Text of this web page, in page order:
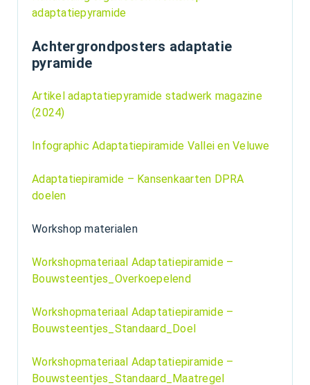
adaptatiepyramide
Achtergrondposters adaptatie
pyramide
Artikel adaptatiepyramide stadwerk magazine
(2024)
Infographic Adaptatiepiramide Vallei en Veluwe
Adaptatiepiramide – Kansenkaarten DPRA
doelen
Workshop materialen
Workshopmateriaal Adaptatiepiramide –
Bouwsteentjes_Overkoepelend
Workshopmateriaal Adaptatiepiramide –
Bouwsteentjes_Standaard_Doel
Workshopmateriaal Adaptatiepiramide –
Bouwsteentjes_Standaard_Maatregel